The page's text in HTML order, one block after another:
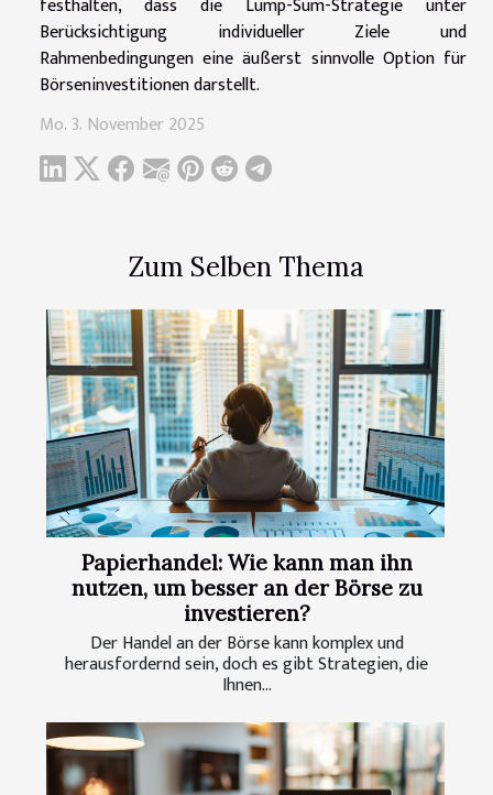
Zum Selben Thema
Papierhandel: Wie kann man ihn
nutzen, um besser an der Börse zu
investieren?
Der Handel an der Börse kann komplex und
herausfordernd sein, doch es gibt Strategien, die
Ihnen...
Berücksichtigung individueller Ziele und
Rahmenbedingungen eine äußerst sinnvolle Option für
Börseninvestitionen darstellt.
Mo. 3. November 2025